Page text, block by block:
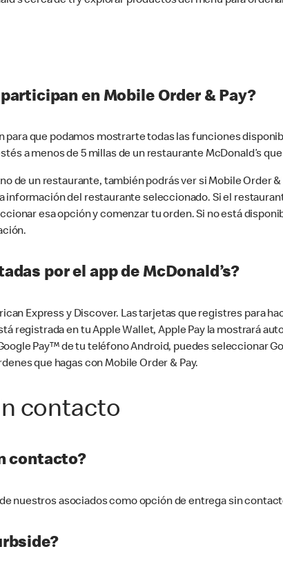
en Mobile Order & Pay?
que podamos mostrarte todas las funciones
a menos de 5 millas de un restaurante McDonald’s
de un restaurante, también podrás ver si Mobile Order
información del restaurante seleccionado. Si el
esa opción y comenzar tu orden. Si no está
por el app de McDonald’s?
Express y Discover. Las tarjetas que registres para
registrada en tu Apple Wallet, Apple Pay la mostrará
Pay™ de tu teléfono Android, puedes seleccionar
que hagas con Mobile Order & Pay.
contacto
contacto?
nuestros asociados como opción de entrega sin